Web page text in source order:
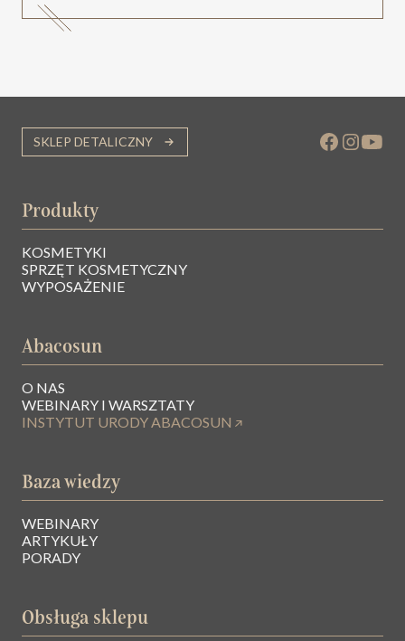
SKLEP DETALICZNY
Produkty
KOSMETYKI
SPRZĘT KOSMETYCZNY
WYPOSAŻENIE
Baza wiedzy
WEBINARY
ARTYKUŁY
PORADY
Obsługa sklepu
Abacosun
O NAS
WEBINARY I WARSZTATY
INSTYTUT URODY ABACOSUN